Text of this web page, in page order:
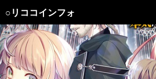
○リココインフォ
索
ン
テ
ン
ツ
へ